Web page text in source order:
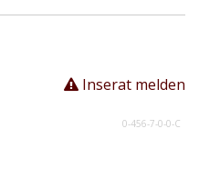
Inserat melden
0-456-7-0-0-C